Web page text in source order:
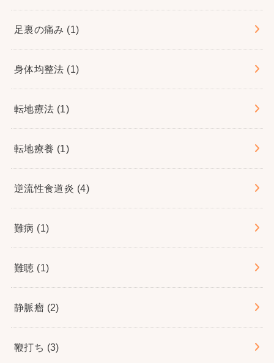
足裏の痛み (1)
身体均整法 (1)
転地療法 (1)
転地療養 (1)
逆流性食道炎 (4)
難病 (1)
難聴 (1)
静脈瘤 (2)
鞭打ち (3)